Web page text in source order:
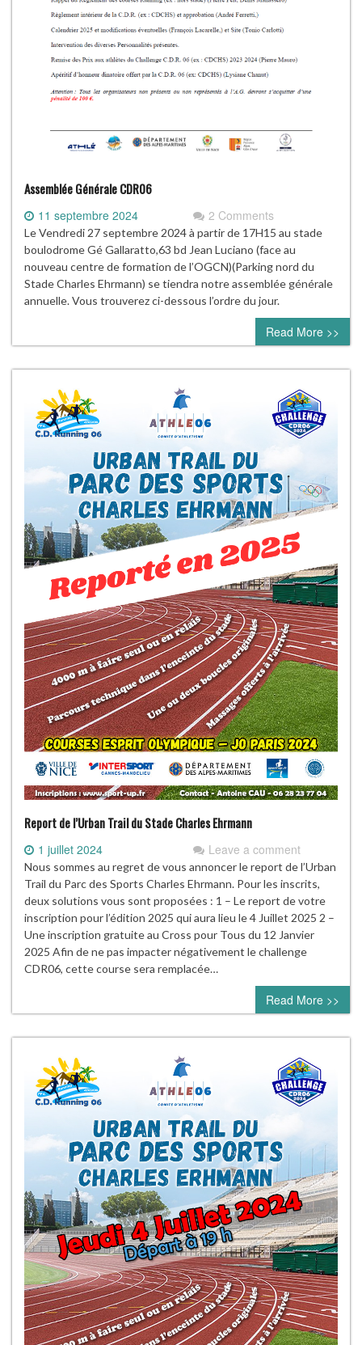
Assemblée Générale CDR06
11 septembre 2024 2 Comments
Le Vendredi 27 septembre 2024 à partir de 17H15 au stade
boulodrome Gé Gallaratto,63 bd Jean Luciano (face au
nouveau centre de formation de l’OGCN)(Parking nord du
Stade Charles Ehrmann) se tiendra notre assemblée générale
annuelle. Vous trouverez ci-dessous l’ordre du jour.
Read More >>
Report de l’Urban Trail du Stade Charles Ehrmann
1 juillet 2024 Leave a comment
Nous sommes au regret de vous annoncer le report de l’Urban
Trail du Parc des Sports Charles Ehrmann. Pour les inscrits,
deux solutions vous sont proposées : 1 – Le report de votre
inscription pour l’édition 2025 qui aura lieu le 4 Juillet 2025 2 –
Une inscription gratuite au Cross pour Tous du 12 Janvier
2025 Afin de ne pas impacter négativement le challenge
CDR06, cette course sera remplacée…
Read More >>